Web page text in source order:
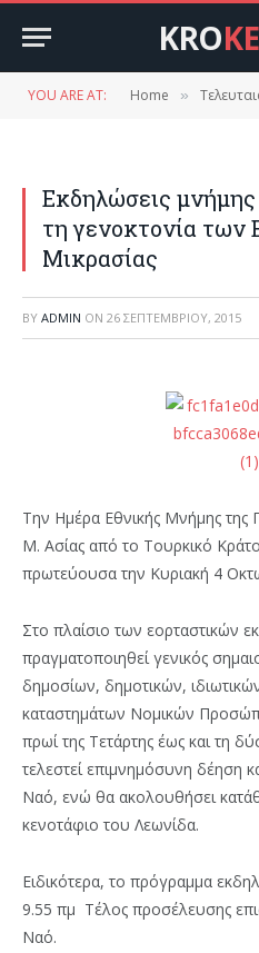
KRO
YOU ARE AT: Home »
Εκδηλώσεις
τη γενοκτονία των
Μικρασίας
BY ADMIN ON 26 ΣΕΠΤΕΜΒΡΊΟΥ, 2015
Την Ημέρα Εθνικής Μνήμης της
Μ. Ασίας από το Τουρκικό
πρωτεύουσα την Κυριακή 4
Στο πλαίσιο των εορταστικών
πραγματοποιηθεί γενικός
δημοσίων, δημοτικών,
καταστημάτων Νομικών
πρωί της Τετάρτης έως και τη
τελεστεί επιμνημόσυνη δέηση
Ναό, ενώ θα ακολουθήσει
κενοτάφιο του Λεωνίδα.
Ειδικότερα, το πρόγραμμα
9.55 πμ Τέλος προσέλευσης
Ναό.